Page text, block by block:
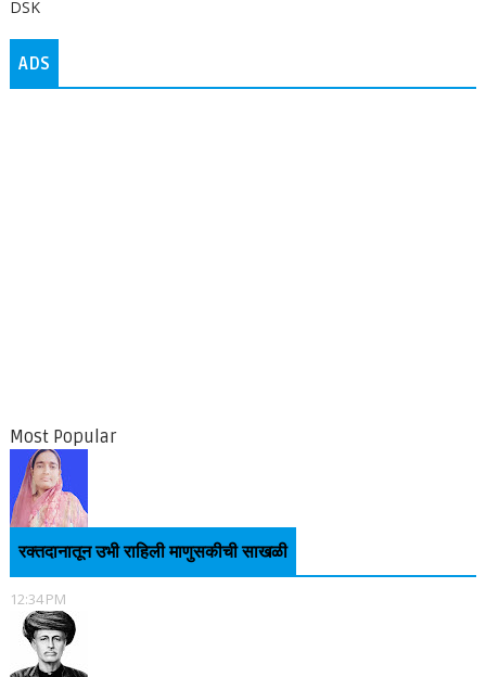
DSK
ADS
Most Popular
रक्तदानातून उभी राहिली माणुसकीची साखळी
12:34 PM